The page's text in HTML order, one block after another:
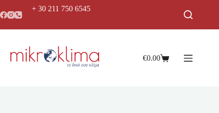
+ 30 211 750 6545
€0.00